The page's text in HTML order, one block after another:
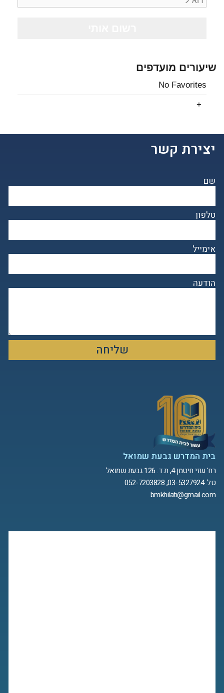
שיעורים מועדפים
No Favorites
יצירת קשר
שם
טלפון
אימייל
הודעה
שליחה
בית המדרש גבעת שמואל
רח' עוזי חיטמן 4, ת.ד. 126 גבעת שמואל
טל. 03-5327924, 052-7203828
bmkhilati@gmail.com